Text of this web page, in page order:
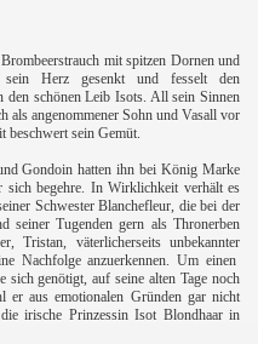
mit spitzen Dornen und
Herz gesenkt und fesselt den
den schönen Leib Isots. All sein Sinnen
als angenommener Sohn und Vasall vor
beschwert sein Gemüt.
Gondoin hatten ihn bei König Marke
sich begehre. In Wirklichkeit verhält es
Schwester Blanchefleur, die bei der
seiner Tugenden gern als Thronerben
Tristan, väterlicherseits unbekannter
Nachfolge anzuerkennen. Um einen
genötigt, auf seine alten Tage noch
er aus emotionalen Gründen gar nicht
irische Prinzessin Isot Blondhaar in